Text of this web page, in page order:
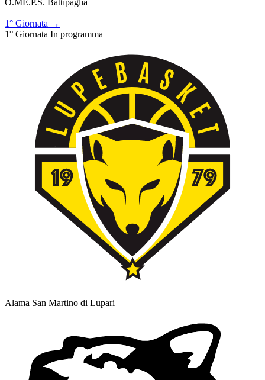
O.ME.P.S. Battipaglia
–
1° Giornata →
1° Giornata In programma
Alama San Martino di Lupari